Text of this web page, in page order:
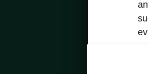
Škoda 4×4 -mallit
Škoda-